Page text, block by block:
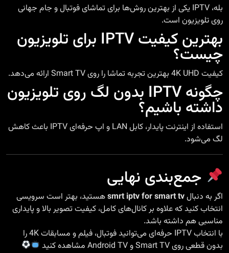
بله، IPTV یکی از بهترین روش‌ها برای تماشای فوتبال و جام جهانی
روی تلویزیون است.
بهترین کیفیت IPTV برای تلویزیون
چیست؟
کیفیت 4K UHD بهترین تجربه تماشا را روی Smart TV ارائه می‌دهد.
چگونه IPTV بدون لگ روی تلویزیون
داشته باشیم؟
استفاده از اینترنت پایدار، کابل LAN و اپ حرفه‌ای IPTV باعث کاهش
لگ می‌شود.
جمع‌بندی نهایی
اگر به دنبالsmrt iptv for smart tvهستید، بهتر است سرویسی
انتخاب کنید که علاوه بر کانال‌های کامل، کیفیت تصویر بالا و پایداری
مناسبی هم داشته باشد.
با انتخاب IPTV حرفه‌ای می‌توانید فوتبال، فیلم و مسابقات 4K را
بدون قطعی روی Smart TV و Android TV مشاهده کنید